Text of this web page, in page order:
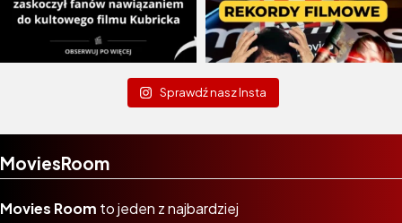
Sprawdź nasz Insta
MoviesRoom
Movies Room to jeden z najbardziej